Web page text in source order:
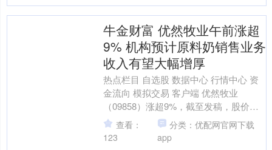
牛金财富 优然牧业午前涨超
9% 机构预计原料奶销售业务
收入有望大幅增厚
热点栏目 自选股 数据中心 行情中心 资
金流向 模拟交易 客户端 优然牧业
（09858）涨超9%，截至发稿，股价上
涨9.59%，现报4港元，成交额1.16亿港
元....
查看：
123
分类：优配网官网下载
app